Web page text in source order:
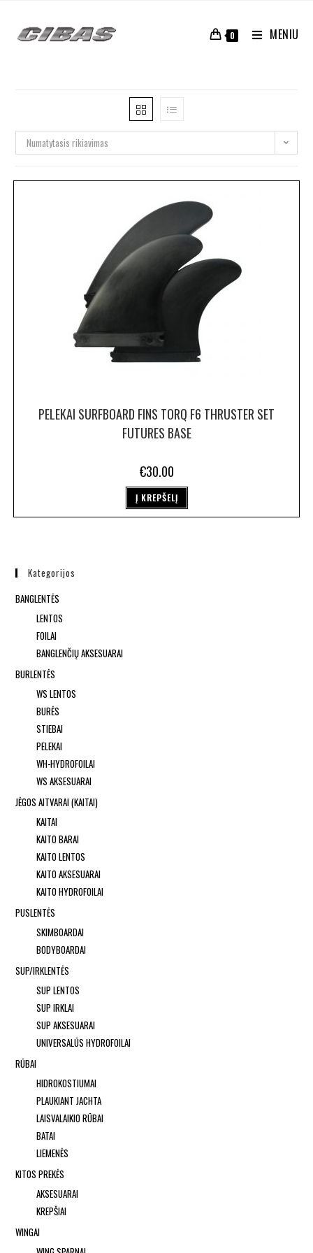
0 MENIU
Numatytasis rikiavimas
PELEKAI SURFBOARD FINS TORQ F6 THRUSTER SET
FUTURES BASE
€30.00
Į KREPŠELĮ
Kategorijos
BANGLENTĖS
LENTOS
FOILAI
BANGLENČIŲ AKSESUARAI
BURLENTĖS
WS LENTOS
BURĖS
STIEBAI
PELEKAI
WH-HYDROFOILAI
WS AKSESUARAI
JĖGOS AITVARAI (KAITAI)
KAITAI
KAITO BARAI
KAITO LENTOS
KAITO AKSESUARAI
KAITO HYDROFOILAI
PUSLENTĖS
SKIMBOARDAI
BODYBOARDAI
SUP/IRKLENTĖS
SUP LENTOS
SUP IRKLAI
SUP AKSESUARAI
UNIVERSALŪS HYDROFOILAI
RŪBAI
HIDROKOSTIUMAI
PLAUKIANT JACHTA
LAISVALAIKIO RŪBAI
BATAI
LIEMENĖS
KITOS PREKĖS
AKSESUARAI
KREPŠIAI
WINGAI